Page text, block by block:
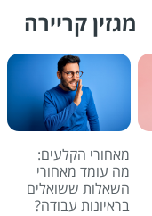
מגזין קריירה
מאחורי הקלעים:
מה עומד מאחורי
השאלות ששואלים
בראיונות עבודה?